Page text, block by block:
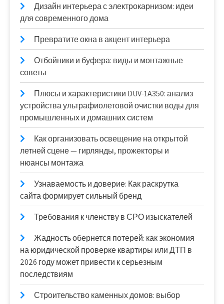
Дизайн интерьера с электрокарнизом: идеи
для современного дома
Превратите окна в акцент интерьера
Отбойники и буфера: виды и монтажные
советы
Плюсы и характеристики DUV-1A350: анализ
устройства ультрафиолетовой очистки воды для
промышленных и домашних систем
Как организовать освещение на открытой
летней сцене — гирлянды, прожекторы и
нюансы монтажа
Узнаваемость и доверие: Как раскрутка
сайта формирует сильный бренд
Требования к членству в СРО изыскателей
Жадность обернется потерей: как экономия
на юридической проверке квартиры или ДТП в
2026 году может привести к серьезным
последствиям
Строительство каменных домов: выбор